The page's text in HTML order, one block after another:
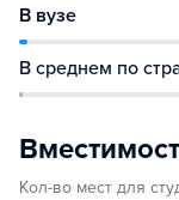
В вузе
В среднем по
Кол-во мест для